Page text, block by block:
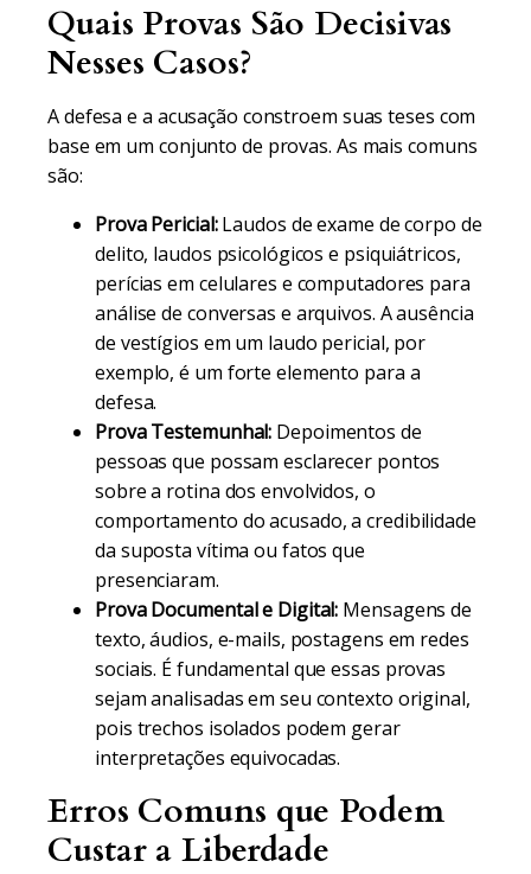
Quais Provas São Decisivas
Nesses Casos?
A defesa e a acusação constroem suas teses com
base em um conjunto de provas. As mais comuns
são:
Prova Pericial:Laudos de exame de corpo de
delito, laudos psicológicos e psiquiátricos,
perícias em celulares e computadores para
análise de conversas e arquivos. A ausência
de vestígios em um laudo pericial, por
exemplo, é um forte elemento para a
defesa.
Prova Testemunhal: Depoimentos de
pessoas que possam esclarecer pontos
sobre a rotina dos envolvidos, o
comportamento do acusado, a credibilidade
da suposta vítima ou fatos que
presenciaram.
Prova Documental e Digital: Mensagens de
texto, áudios, e-mails, postagens em redes
sociais. É fundamental que essas provas
sejam analisadas em seu contexto original,
pois trechos isolados podem gerar
interpretações equivocadas.
Erros Comuns que Podem
Custar a Liberdade